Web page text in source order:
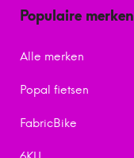
Populaire merken
Alle merken
Popal fietsen
FabricBike